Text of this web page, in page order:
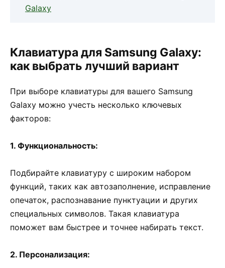
Galaxy
Клавиатура для Samsung Galaxy:
как выбрать лучший вариант
При выборе клавиатуры для вашего Samsung
Galaxy можно учесть несколько ключевых
факторов:
1. Функциональность:
Подбирайте клавиатуру с широким набором
функций, таких как автозаполнение, исправление
опечаток, распознавание пунктуации и других
специальных символов. Такая клавиатура
поможет вам быстрее и точнее набирать текст.
2. Персонализация: